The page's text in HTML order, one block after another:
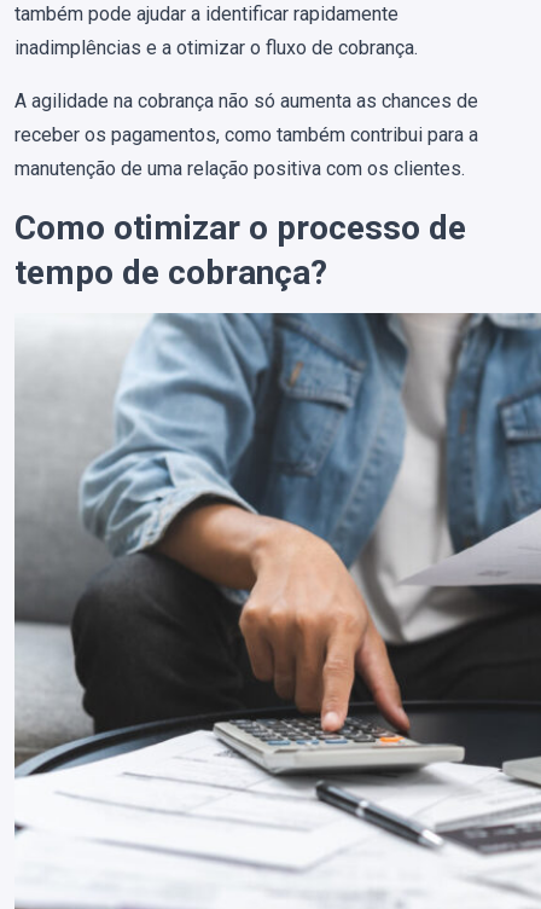
também pode ajudar a identificar rapidamente
inadimplências e a otimizar o fluxo de cobrança​.
A agilidade na cobrança não só aumenta as chances de
receber os pagamentos, como também contribui para a
manutenção de uma relação positiva com os clientes.
Como otimizar o processo de
tempo de cobrança?